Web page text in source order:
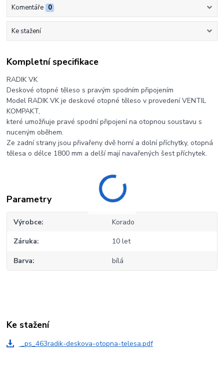
Komentáře 0
Ke stažení
Kompletní specifikace
RADIK VK
Deskové otopné těleso s pravým spodním připojením
Model RADIK VK je deskové otopné těleso v provedení VENTIL
KOMPAKT,
které umožňuje pravé spodní připojení na otopnou soustavu s
nuceným oběhem.
Ze zadní strany jsou přivařeny dvě horní a dolní příchytky, otopná
tělesa o délce 1800 mm a delší mají navařených šest příchytek.
Parametry
Výrobce Korado
Záruka 10 let
Barva bílá
Ke stažení
_ps_463radik-deskova-otopna-telesa.pdf